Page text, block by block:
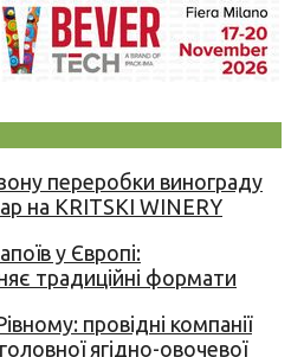
переробки винограду
на KRITSKI WINERY
у Європі:
традиційні формати
провідні компанії
ягідно-овочевої